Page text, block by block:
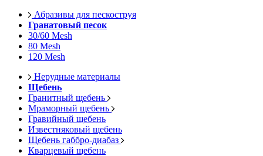
Абразивы для пескоструя
Гранатовый песок
30/60 Mesh
80 Mesh
120 Mesh
Нерудные материалы
Щебень
Гранитный щебень
Мраморный щебень
Гравийный щебень
Известняковый щебень
Щебень габбро-диабаз
Кварцевый щебень